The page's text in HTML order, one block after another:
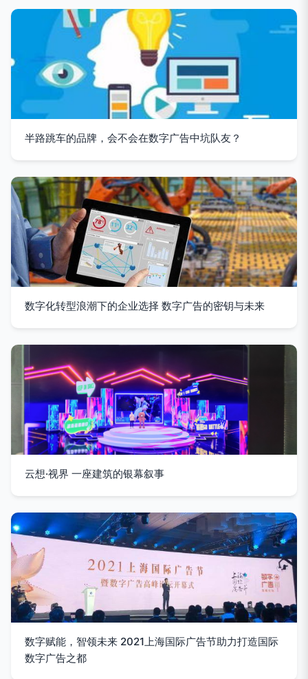
半路跳车的品牌，会不会在数字广告中坑队友？
数字化转型浪潮下的企业选择 数字广告的密钥与未来
云想·视界 一座建筑的银幕叙事
数字赋能，智领未来 2021上海国际广告节助力打造国际
数字广告之都